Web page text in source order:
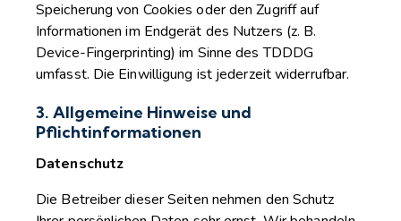
Speicherung von Cookies oder den Zugriff auf
Informationen im Endgerät des Nutzers (z. B.
Device-Fingerprinting) im Sinne des TDDDG
umfasst. Die Einwilligung ist jederzeit widerrufbar.
3. Allgemeine Hinweise und
Pflichtinformationen
Datenschutz
Die Betreiber dieser Seiten nehmen den Schutz